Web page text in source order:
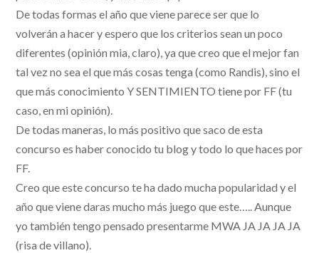
De todas formas el año que viene parece ser que lo
volverán a hacer y espero que los criterios sean un poco
diferentes (opinión mia, claro), ya que creo que el mejor fan
tal vez no sea el que más cosas tenga (como Randis), sino el
que más conocimiento Y SENTIMIENTO tiene por FF (tu
caso, en mi opinión).
De todas maneras, lo más positivo que saco de esta
concurso es haber conocido tu blog y todo lo que haces por
FF.
Creo que este concurso te ha dado mucha popularidad y el
año que viene daras mucho más juego que este….. Aunque
yo también tengo pensado presentarme MWA JA JA JA JA
(risa de villano).